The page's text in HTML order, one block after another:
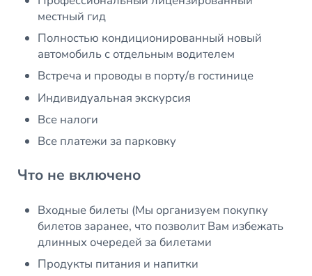
местный гид
Полностью кондиционированный новый
автомобиль с отдельным водителем
Встреча и проводы в порту/в гостинице
Индивидуальная экскурсия
Все налоги
Все платежи за парковку
Что не включено
Входные билеты (Мы организуем покупку
билетов заранее, что позволит Вам избежать
длинных очередей за билетами
Продукты питания и напитки